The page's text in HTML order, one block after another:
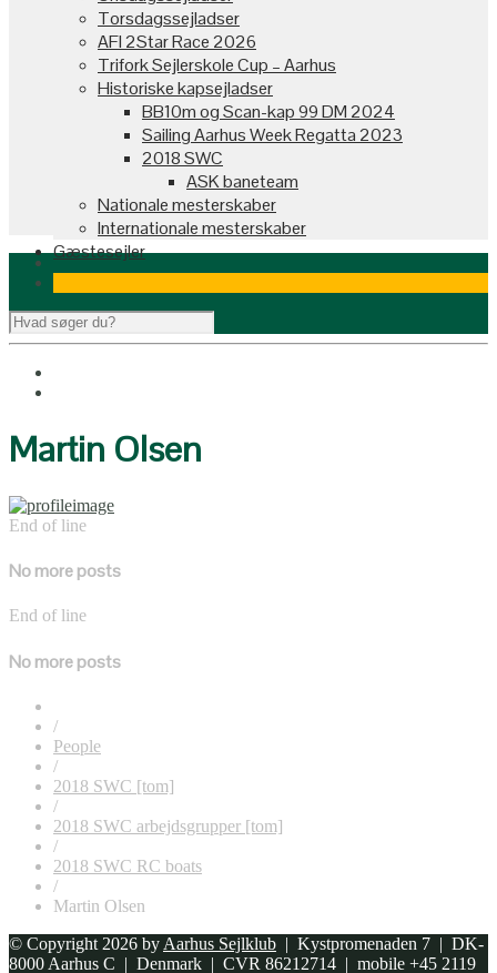
Torsdagssejladser
AFI 2Star Race 2026
Trifork Sejlerskole Cup – Aarhus
Historiske kapsejladser
BB10m og Scan-kap 99 DM 2024
Sailing Aarhus Week Regatta 2023
2018 SWC
ASK baneteam
Nationale mesterskaber
Internationale mesterskaber
Gæstesejler
Martin Olsen
End of line
No more posts
End of line
No more posts
/
People
/
2018 SWC [tom]
/
2018 SWC arbejdsgrupper [tom]
/
2018 SWC RC boats
/
Martin Olsen
© Copyright 2026 by Aarhus Sejlklub | Kystpromenaden 7 | DK-
8000 Aarhus C | Denmark | CVR 86212714 | mobile +45 2119